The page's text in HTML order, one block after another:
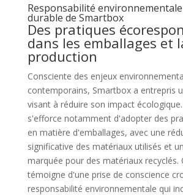
Responsabilité
durable de Smartbox
Des pratiques
dans les emballages et
production
Consciente des enjeux
contemporains, Smartbox a entrepris
visant à réduire son impact
s'efforce notamment d'adopter des
en matière d'emballages, avec une
significative des matériaux utilisés et
marquée pour des matériaux recyclés.
témoigne d'une prise de conscience
responsabilité environnementale qui